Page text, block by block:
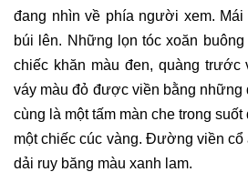
đang nhìn về phía người xem.
búi lên. Những lọn tóc xoăn
chiếc khăn màu đen, quàng trước
váy màu đỏ được viền bằng những
cùng là một tấm màn che trong
một chiếc cúc vàng. Đường viền
dải ruy băng màu xanh lam.